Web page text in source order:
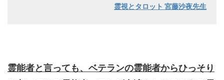
霊視とタロット 宮藤沙夜先生
霊能者と言っても、ベテランの霊能者からひっそり